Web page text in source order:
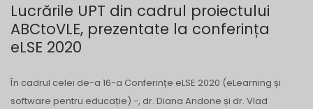
Lucrările UPT din cadrul proiectului
ABCtoVLE, prezentate la conferința
eLSE 2020
În cadrul celei de-a 16-a Conferințe eLSE 2020 (eLearning și
software pentru educație) -, dr. Diana Andone și dr. Vlad